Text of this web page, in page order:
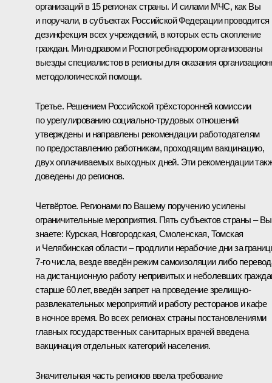
организаций в 15 регионах страны. И силами МЧС, как Вы
и поручали, в субъектах Российской Федерации проводится
дезинфекция всех учреждений, в которых есть скопление
граждан. Минздравом и Роспотребнадзором организованы
выезды специалистов в регионы для оказания
методологической помощи.
Третье. Решением Российской трёхсторонней комиссии
по урегулированию социально-трудовых отношений
утверждены и направлены рекомендации работодателям
по предоставлению работникам, проходящим вакцинацию,
двух оплачиваемых выходных дней. Эти рекомендации
доведены до регионов.
Четвёртое. Регионами по Вашему поручению усилены
ограничительные мероприятия. Пять субъектов страны –
знаете: Курская, Новгородская, Смоленская, Томская
и Челябинская области – продлили нерабочие дни за
7-го числа, везде введён режим самоизоляции либо
на дистанционную работу непривитых и неболевших
старше 60 лет, введён запрет на проведение зрелищно-
развлекательных мероприятий и работу ресторанов и кафе
в ночное время. Во всех регионах страны постановлениями
главных государственных санитарных врачей введена
вакцинация отдельных категорий населения.
Значительная часть регионов ввела требование